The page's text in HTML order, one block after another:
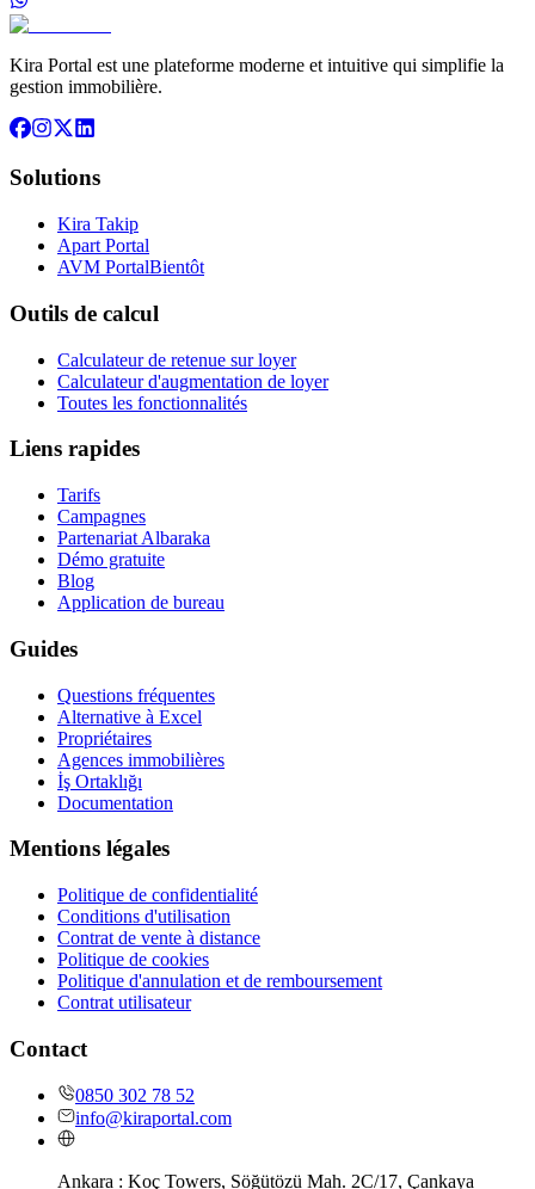
Kira Portal est une plateforme moderne et intuitive qui simplifie la
gestion immobilière.
Solutions
Kira Takip
Apart Portal
AVM PortalBientôt
Outils de calcul
Calculateur de retenue sur loyer
Calculateur d'augmentation de loyer
Toutes les fonctionnalités
Liens rapides
Tarifs
Campagnes
Partenariat Albaraka
Démo gratuite
Blog
Application de bureau
Guides
Questions fréquentes
Alternative à Excel
Propriétaires
Agences immobilières
İş Ortaklığı
Documentation
Mentions légales
Politique de confidentialité
Conditions d'utilisation
Contrat de vente à distance
Politique de cookies
Politique d'annulation et de remboursement
Contrat utilisateur
Contact
0850 302 78 52
info@kiraportal.com
Ankara : Koç Towers, Söğütözü Mah. 2C/17, Çankaya